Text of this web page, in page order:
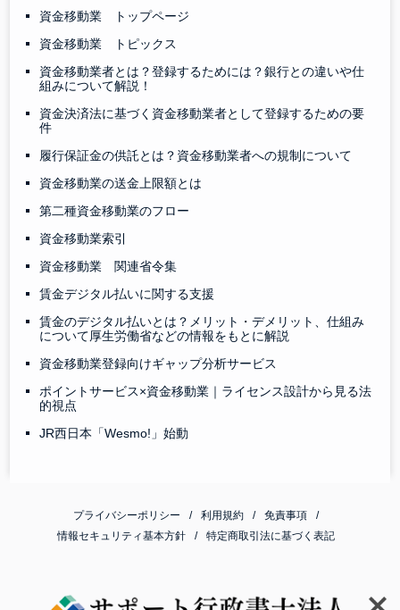
資金移動業 トップページ
資金移動業 トピックス
資金移動業者とは？登録するためには？銀行との違いや仕
組みについて解説！
資金決済法に基づく資金移動業者として登録するための要
件
履行保証金の供託とは？資金移動業者への規制について
資金移動業の送金上限額とは
第二種資金移動業のフロー
資金移動業索引
資金移動業 関連省令集
賃金デジタル払いに関する支援
賃金のデジタル払いとは？メリット・デメリット、仕組み
について厚生労働省などの情報をもとに解説
資金移動業登録向けギャップ分析サービス
ポイントサービス×資金移動業｜ライセンス設計から見る法
的視点
JR西日本「Wesmo!」始動
プライバシーポリシー 利用規約
免責事項
情報セキュリティ基本方針
特定商取引法に基づく表記